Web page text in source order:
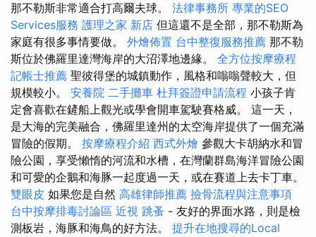
那不勒斯非常適合打高爾夫球。 法律事務所 專業的SEO
Services服務 護理之家 新店 但這還不是全部，那不勒斯為
家庭有很多事情要做。 外燴佈置 台中整復服務推薦 那不勒
斯位於佛羅里達灣海岸的大沼澤地邊緣。 全方位按摩療程
記帳士推薦 聖彼得堡的城鎮動作，風格和嗡嗡聲較大，但
規模較小。 安養院 二手攤車 杜拜簽證申請流程 小孩子肯
定會喜歡在鏟船上觀光或學會開車駕駛賽格威。 這一天，
是大海的完美融合，佛羅里達州的太空海岸提供了一個充滿
冒險的假期。 按摩療程介紹 西式外燴 參觀大卡胡納水和冒
險公​​園，享受懶惰的河流和水槽，在灣蘭群島海洋冒險公園
和可愛的企鵝和海豚一起度過一天，或在賽道上去卡丁車。
雙眼皮 如果您是自然 高雄律師推薦 撿骨流程與注意事項
台中按摩排毒討論區 近視 跳蚤 - 友好的界面水路，則是檢
測板岩，海豚和海鳥的好方法。 提升在地搜尋的Local